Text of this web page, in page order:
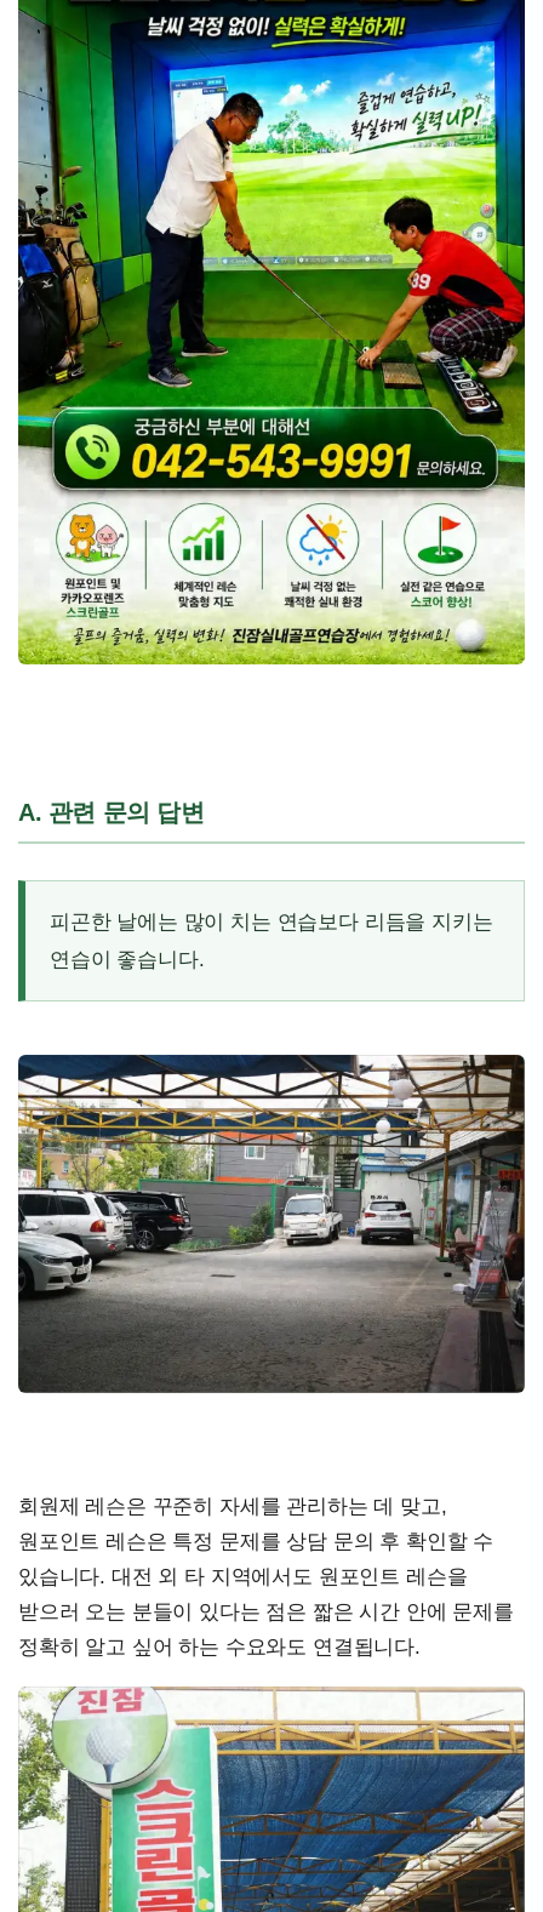
A. 관련 문의 답변
피곤한 날에는 많이 치는 연습보다 리듬을 지키는
연습이 좋습니다.
회원제 레슨은 꾸준히 자세를 관리하는 데 맞고,
원포인트 레슨은 특정 문제를 상담 문의 후 확인할 수
있습니다. 대전 외 타 지역에서도 원포인트 레슨을
받으러 오는 분들이 있다는 점은 짧은 시간 안에 문제를
정확히 알고 싶어 하는 수요와도 연결됩니다.